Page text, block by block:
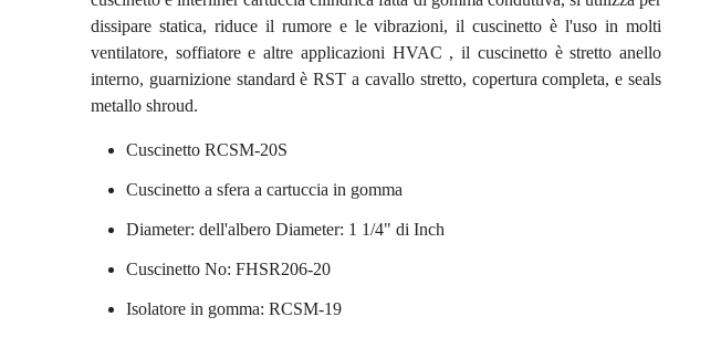
dissipare statica, riduce il rumore e le vibrazioni, il cuscinetto è l'uso in molti
ventilatore, soffiatore e altre applicazioni HVAC , il cuscinetto è stretto anello
interno, guarnizione standard è RST a cavallo stretto, copertura completa, e seals
metallo shroud.
Cuscinetto RCSM-20S
Cuscinetto a sfera a cartuccia in gomma
Diameter: dell'albero Diameter: 1 1/4" di Inch
Cuscinetto No: FHSR206-20
Isolatore in gomma: RCSM-19